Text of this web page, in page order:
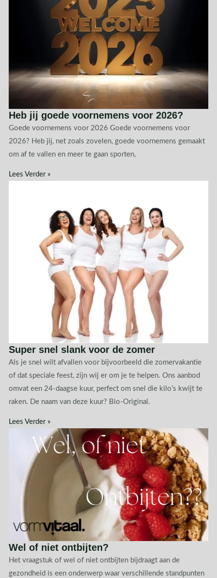
Heb jij goede voornemens voor 2026?
Goede voornemens voor 2026 Goede voornemens voor
2026? Heb jij, net zoals zovelen, goede voornemens gemaakt
om af te vallen en meer te gaan sporten,
Lees Verder »
Super snel slank voor de zomer
Als je snel wilt afvallen voor bijvoorbeeld die zomervakantie
of dat speciale feest, zijn wij er om je te helpen. Ons aanbod
omvat een 24-daagse kuur, perfect om snel die kilo’s kwijt te
raken. De naam van deze kuur? Bio-Original.
Lees Verder »
Wel of niet ontbijten?
Het vraagstuk of wel of niet ontbijten bijdraagt aan de
gezondheid is een onderwerp waar verschillende standpunten